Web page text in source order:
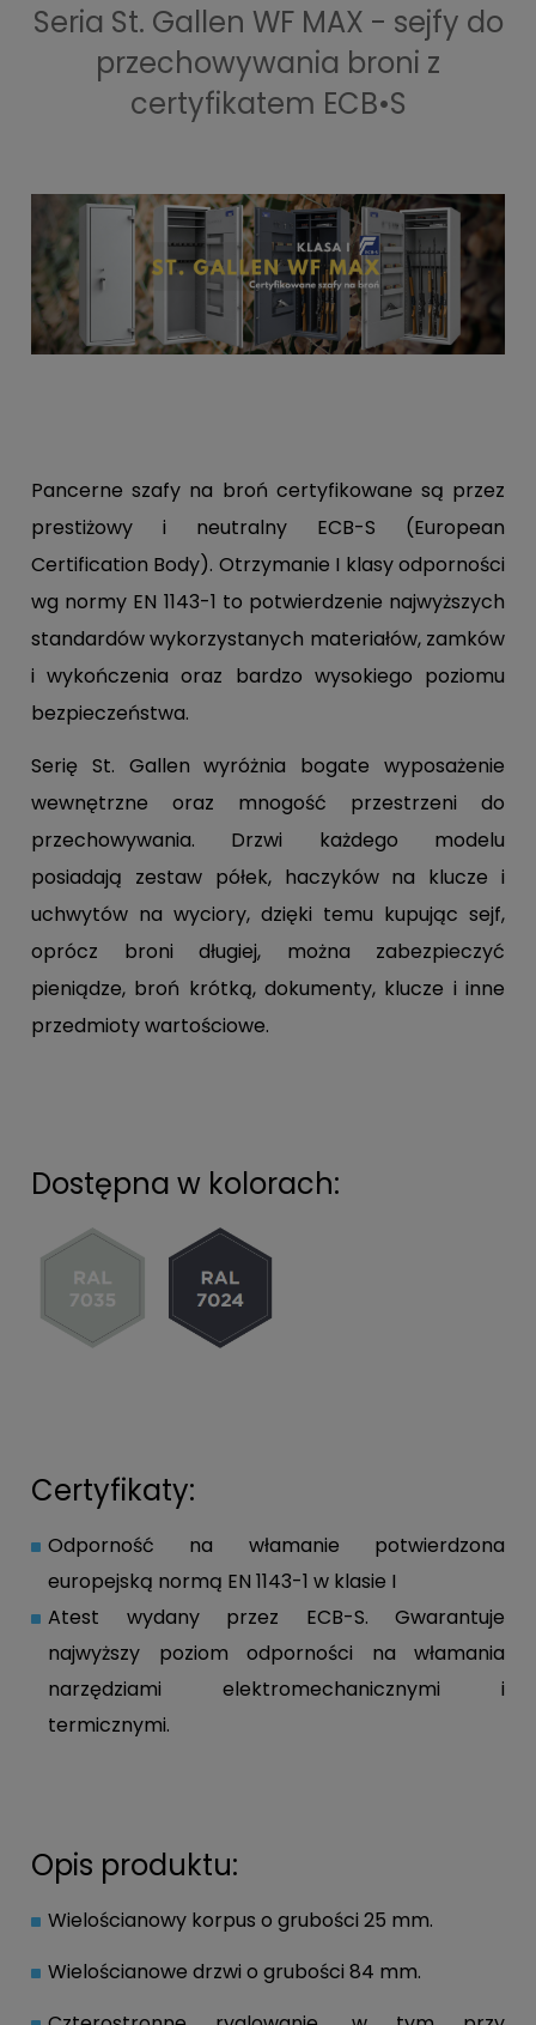
Seria St. Gallen WF MAX - sejfy do
przechowywania broni z
certyfikatem ECB•S
Pancerne szafy na broń certyfikowane są przez
prestiżowy i neutralny ECB-S (European
Certification Body). Otrzymanie I klasy odporności
wg normy EN 1143-1 to potwierdzenie najwyższych
standardów wykorzystanych materiałów, zamków
i wykończenia oraz bardzo wysokiego poziomu
bezpieczeństwa.
Serię St. Gallen wyróżnia bogate wyposażenie
wewnętrzne oraz mnogość przestrzeni do
przechowywania. Drzwi każdego modelu
posiadają zestaw półek, haczyków na klucze i
uchwytów na wyciory, dzięki temu kupując sejf,
oprócz broni długiej, można zabezpieczyć
pieniądze, broń krótką, dokumenty, klucze i inne
przedmioty wartościowe.
Dostępna w kolorach:
Certyfikaty:
Odporność na włamanie potwierdzona
europejską normą EN 1143-1 w klasie I
Atest wydany przez ECB-S. Gwarantuje
najwyższy poziom odporności na włamania
narzędziami elektromechanicznymi i
termicznymi.
Opis produktu:
Wielościanowy korpus o grubości 25 mm.
Wielościanowe drzwi o grubości 84 mm.